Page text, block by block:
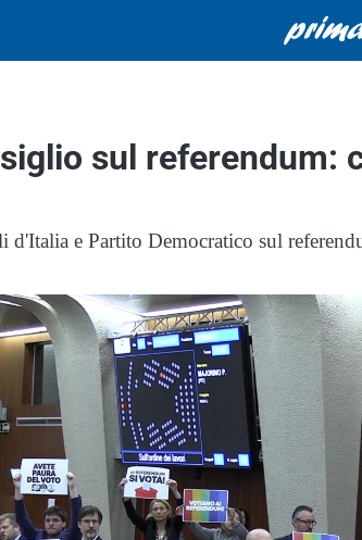
sul referendum:
e Partito Democratico sul